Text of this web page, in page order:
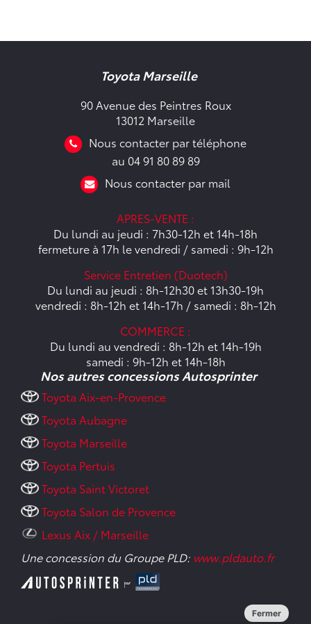
Toyota Marseille
90 Avenue des Peintres Roux
13012 Marseille
Nous contacter par téléphone
au 04 91 80 89 89
Nous contacter par mail
APRES-VENTE :
Du lundi au jeudi : 7h30-12h et 14h-18h
fermeture à 17h le vendredi / samedi : 9h-12h
Service Entretien (Duotech)
Du lundi au jeudi : 8h-12h30 et 13h30-19h
vendredi : 8h-12h et 14h-17h / samedi : 8h-12h
COMMERCE :
Du lundi au vendredi : 8h-12h et 14h-19h
samedi : 9h-12h et 14h-18h
Nos autres concessions Autosprinter
Toyota Aix-en-Provence
Toyota Aubagne
Toyota Marseille
Toyota Pertuis
Toyota Saint Victoret
Toyota Salon de Provence
Lexus Aix / Marseille
Une concession du Groupe PLD: www.pldauto.fr